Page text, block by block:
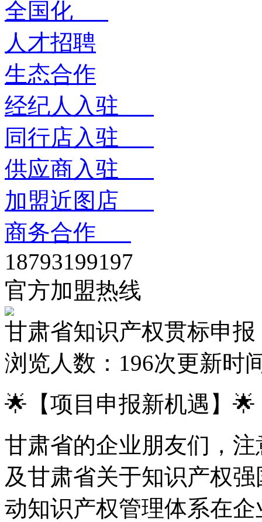
全国化
人才招聘
生态合作
经纪人入驻
同行店入驻
供应商入驻
加盟近图店
商务合作
18793199197
官方加盟热线
甘肃省知识产权贯标申报
浏览人数： 196次更新时
🌟【项目申报新机遇】🌟
甘肃省的企业朋友们，
及甘肃省关于知识产权
动知识产权管理体系在